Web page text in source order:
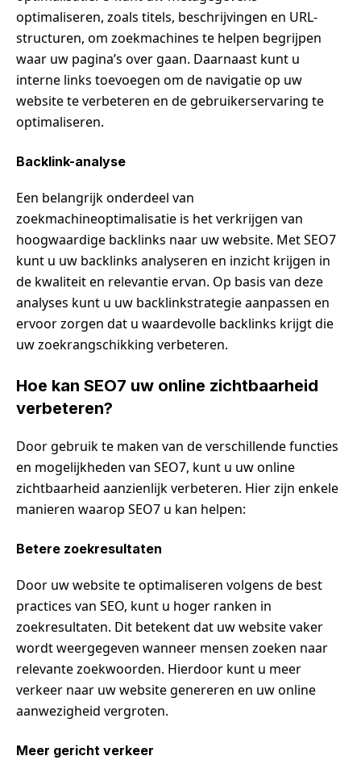
optimaliseren, zoals titels, beschrijvingen en URL-
structuren, om zoekmachines te helpen begrijpen
waar uw pagina’s over gaan. Daarnaast kunt u
interne links toevoegen om de navigatie op uw
website te verbeteren en de gebruikerservaring te
optimaliseren.
Backlink-analyse
Een belangrijk onderdeel van
zoekmachineoptimalisatie is het verkrijgen van
hoogwaardige backlinks naar uw website. Met SEO7
kunt u uw backlinks analyseren en inzicht krijgen in
de kwaliteit en relevantie ervan. Op basis van deze
analyses kunt u uw backlinkstrategie aanpassen en
ervoor zorgen dat u waardevolle backlinks krijgt die
uw zoekrangschikking verbeteren.
Hoe kan SEO7 uw online zichtbaarheid
verbeteren?
Door gebruik te maken van de verschillende functies
en mogelijkheden van SEO7, kunt u uw online
zichtbaarheid aanzienlijk verbeteren. Hier zijn enkele
manieren waarop SEO7 u kan helpen:
Betere zoekresultaten
Door uw website te optimaliseren volgens de best
practices van SEO, kunt u hoger ranken in
zoekresultaten. Dit betekent dat uw website vaker
wordt weergegeven wanneer mensen zoeken naar
relevante zoekwoorden. Hierdoor kunt u meer
verkeer naar uw website genereren en uw online
aanwezigheid vergroten.
Meer gericht verkeer